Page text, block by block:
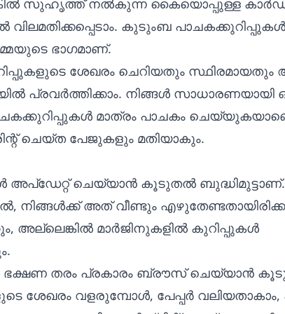
സുഹൃത്ത് നൽകുന്ന കൈയൊപ്പുള്ള കാർഡ്
വിലമതിക്കപ്പെടാം. കുടുംബ
ഭാഗമാണ്.
ശേഖരം ചെറിയതും
പ്രവർത്തിക്കാം. നിങ്ങൾ സാധാരണയായി
മാത്രം പാചകം
ചെയ്ത പേജുകളും മതിയാകും.
അപ്ഡേറ്റ് ചെയ്യാൻ കൂടുതൽ
നിങ്ങൾക്ക് അത് വീണ്ടും
അല്ലെങ്കിൽ മാർജിനുകളിൽ കുറിപ്പുകൾ
തരം പ്രകാരം ബ്രൗസ് ചെയ്യാൻ
ശേഖരം വളരുമ്പോൾ, പേപ്പർ വലിയതാകാം,